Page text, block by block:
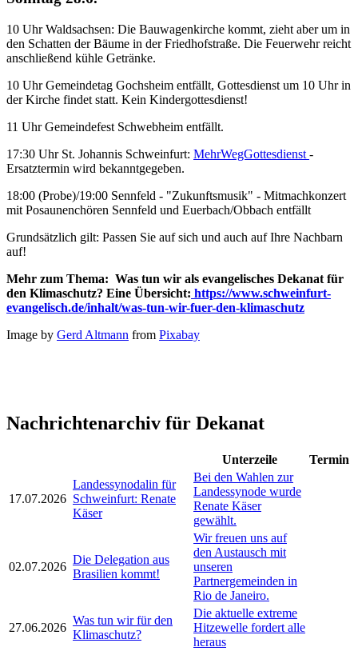
10 Uhr Waldsachsen: Die Bauwagenkirche kommt, zieht aber um in
den Schatten der Bäume in der Friedhofstraße. Die Feuerwehr reicht
anschließend kühle Getränke.
10 Uhr Gemeindetag Gochsheim entfällt, Gottesdienst um 10 Uhr in
der Kirche findet statt. Kein Kindergottesdienst!
11 Uhr Gemeindefest Schwebheim entfällt.
17:30 Uhr St. Johannis Schweinfurt: MehrWegGottesdienst -
Ersatztermin wird bekanntgegeben.
18:00 (Probe)/19:00 Sennfeld - "Zukunftsmusik" - Mitmachkonzert
mit Posaunenchören Sennfeld und Euerbach/Obbach entfällt
Grundsätzlich gilt: Passen Sie auf sich und auch auf Ihre Nachbarn
auf!
Mehr zum Thema: Was tun wir als evangelisches Dekanat für
den Klimaschutz? Eine Übersicht: https://www.schweinfurt-
evangelisch.de/inhalt/was-tun-wir-fuer-den-klimaschutz
Image by Gerd Altmann from Pixabay
Nachrichtenarchiv für Dekanat
Unterzeile Termin
17.07.2026
Landessynodalin für
Schweinfurt: Renate
Käser
Bei den Wahlen zur
Landessynode wurde
Renate Käser
gewählt.
02.07.2026
Die Delegation aus
Brasilien kommt!
Wir freuen uns auf
den Austausch mit
unseren
Partnergemeinden in
Rio de Janeiro.
27.06.2026
Was tun wir für den
Klimaschutz?
Die aktuelle extreme
Hitzewelle fordert alle
heraus